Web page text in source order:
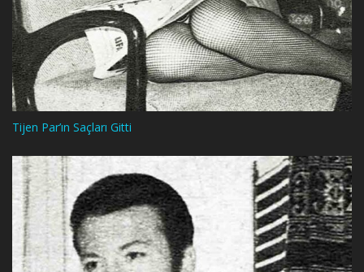
Tijen Par’ın Saçları Gitti